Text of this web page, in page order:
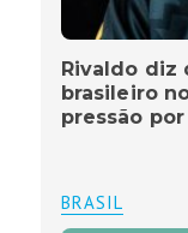
Rivaldo diz
brasileiro
pressão
BRASIL